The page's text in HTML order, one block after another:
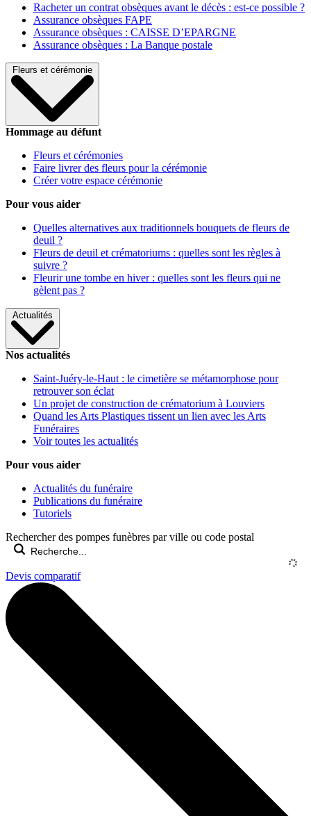
Racheter un contrat obsèques avant le décès : est-ce possible ?
Assurance obsèques FAPE
Assurance obsèques : CAISSE D’EPARGNE
Assurance obsèques : La Banque postale
Fleurs et cérémonie
Hommage au défunt
Fleurs et cérémonies
Faire livrer des fleurs pour la cérémonie
Créer votre espace cérémonie
Pour vous aider
Quelles alternatives aux traditionnels bouquets de fleurs de
deuil ?
Fleurs de deuil et crématoriums : quelles sont les règles à
suivre ?
Fleurir une tombe en hiver : quelles sont les fleurs qui ne
gèlent pas ?
Actualités
Nos actualités
Saint-Juéry-le-Haut : le cimetière se métamorphose pour
retrouver son éclat
Un projet de construction de crématorium à Louviers
Quand les Arts Plastiques tissent un lien avec les Arts
Funéraires
Voir toutes les actualités
Pour vous aider
Actualités du funéraire
Publications du funéraire
Tutoriels
Rechercher des pompes funèbres par ville ou code postal
Devis comparatif